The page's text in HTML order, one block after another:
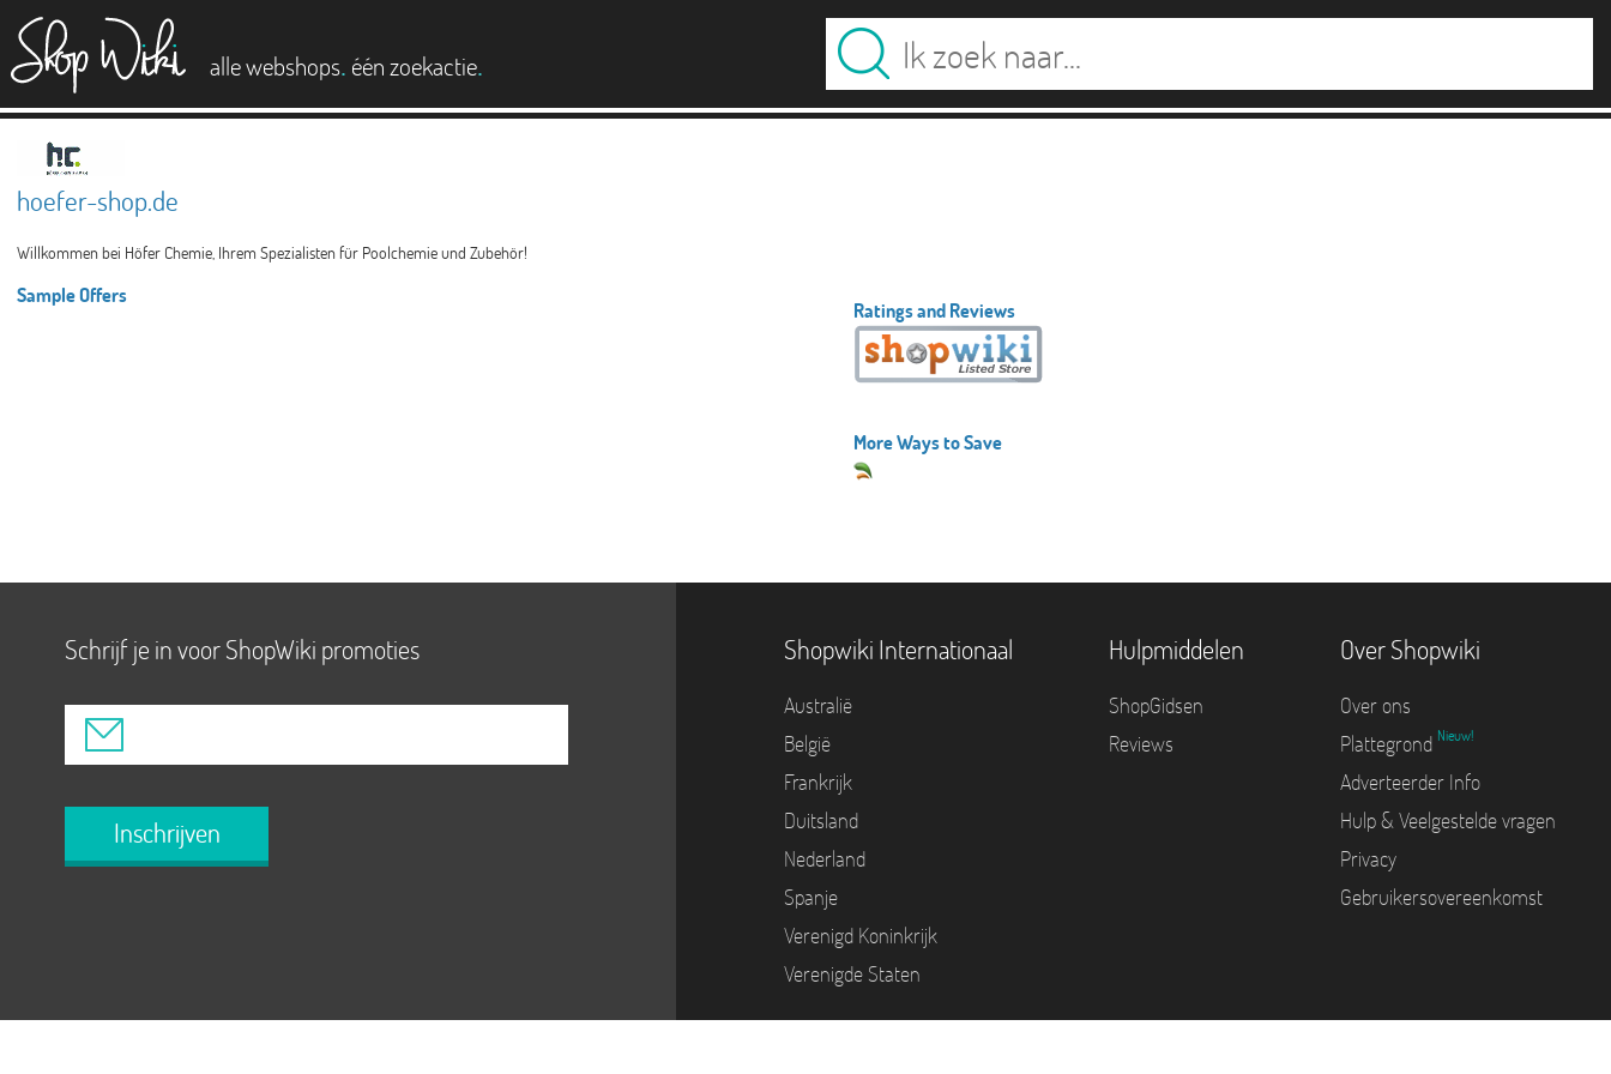
alle webshops. één zoekactie.
hoefer-shop.de
Willkommen bei Höfer Chemie, Ihrem Spezialisten für Poolchemie und Zubehör!
Sample Offers
Ratings and Reviews
More Ways to Save
Schrijf je in voor ShopWiki promoties
Inschrijven
Shopwiki Internationaal
Australië
België
Frankrijk
Duitsland
Nederland
Spanje
Verenigd Koninkrijk
Verenigde Staten
Hulpmiddelen
ShopGidsen
Reviews
Over Shopwiki
Over ons
Plattegrond Nieuw!
Adverteerder Info
Hulp & Veelgestelde vragen
Privacy
Gebruikersovereenkomst